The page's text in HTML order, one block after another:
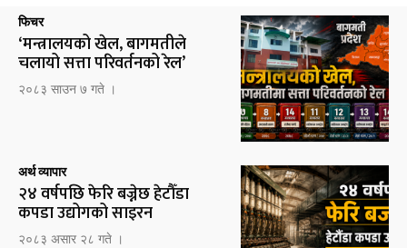
फिचर
‘मन्त्रालयको खेल, बागमतीले
चलायो सत्ता परिवर्तनको रेल’
२०८३ साउन ७ गते ।
अर्थ व्यापार
२४ वर्षपछि फेरि बज्नेछ हेटौँडा
कपडा उद्योगको साइरन
२०८३ असार २८ गते ।